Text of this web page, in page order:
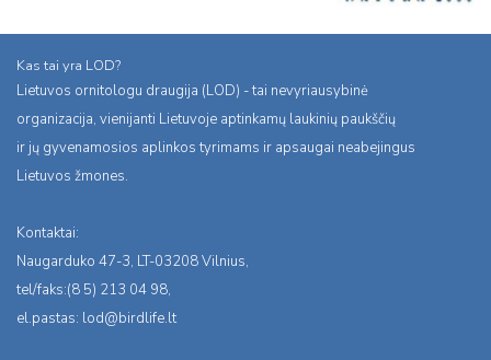
Kas tai yra LOD?
Lietuvos ornitologu draugija (LOD) - tai nevyriausybinė
organizacija, vienijanti Lietuvoje aptinkamų laukinių paukščių
ir jų gyvenamosios aplinkos tyrimams ir apsaugai neabejingus
Lietuvos žmones.
Kontaktai:
Naugarduko 47-3, LT-03208 Vilnius,
tel/faks:(8 5) 213 04 98,
el.pastas: lod@birdlife.lt